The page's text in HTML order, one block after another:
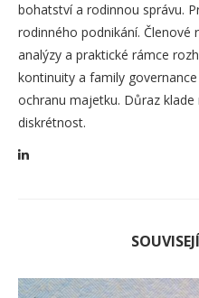
bohatství a rodinnou správu.
rodinného podnikání. Členové
analýzy a praktické rámce
kontinuity a family
ochranu majetku. Důraz
diskrétnost.